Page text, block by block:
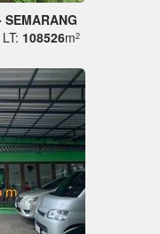
108526m2